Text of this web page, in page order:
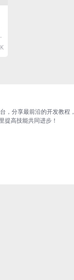
，分享最前沿的开发教程，
提高技能共同进步！